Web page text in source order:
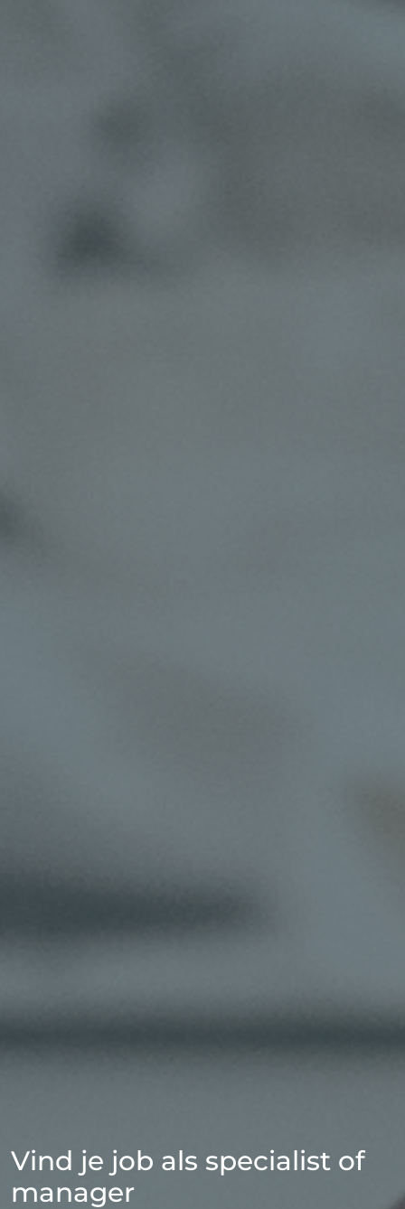
Vind je job als specialist of
manager